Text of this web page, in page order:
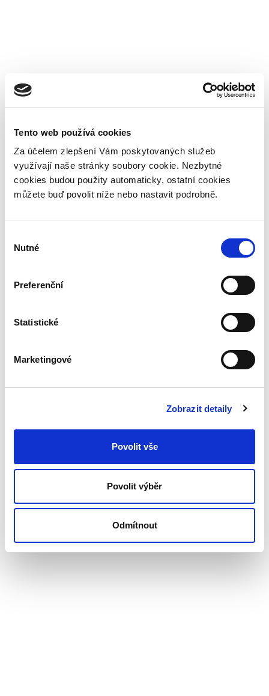
Tento web používá cookies
Za účelem zlepšení Vám poskytovaných služeb
využívají naše stránky soubory cookie. Nezbytné
cookies budou použity automaticky, ostatní cookies
můžete buď povolit níže nebo nastavit podrobně.
souhlasu
Nutné
Preferenční
Statistické
Marketingové
Zobrazit detaily
Povolit vše
Povolit výběr
Odmítnout